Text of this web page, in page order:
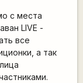
с места
LIVE -
все
а так